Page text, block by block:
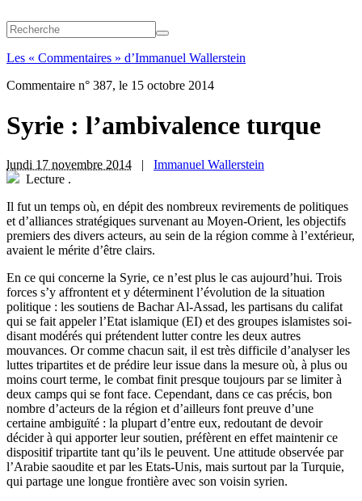
Les « Commentaires » d’Immanuel Wallerstein
Commentaire n° 387, le 15 octobre 2014
Syrie : l’ambivalence turque
lundi 17 novembre 2014 | Immanuel Wallerstein
Lecture .
Il fut un temps où, en dépit des nombreux revirements de politiques
et d’alliances stratégiques survenant au Moyen-Orient, les objectifs
premiers des divers acteurs, au sein de la région comme à l’extérieur,
avaient le mérite d’être clairs.
En ce qui concerne la Syrie, ce n’est plus le cas aujourd’hui. Trois
forces s’y affrontent et y déterminent l’évolution de la situation
politique : les soutiens de Bachar Al-Assad, les partisans du califat
qui se fait appeler l’Etat islamique (EI) et des groupes islamistes soi-
disant modérés qui prétendent lutter contre les deux autres
mouvances. Or comme chacun sait, il est très difficile d’analyser les
luttes tripartites et de prédire leur issue dans la mesure où, à plus ou
moins court terme, le combat finit presque toujours par se limiter à
deux camps qui se font face. Cependant, dans ce cas précis, bon
nombre d’acteurs de la région et d’ailleurs font preuve d’une
certaine ambiguïté : la plupart d’entre eux, redoutant de devoir
décider à qui apporter leur soutien, préfèrent en effet maintenir ce
dispositif tripartite tant qu’ils le peuvent. Une attitude observée par
l’Arabie saoudite et par les Etats-Unis, mais surtout par la Turquie,
qui partage une longue frontière avec son voisin syrien.